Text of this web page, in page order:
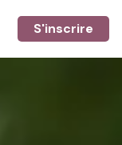
S'inscrire